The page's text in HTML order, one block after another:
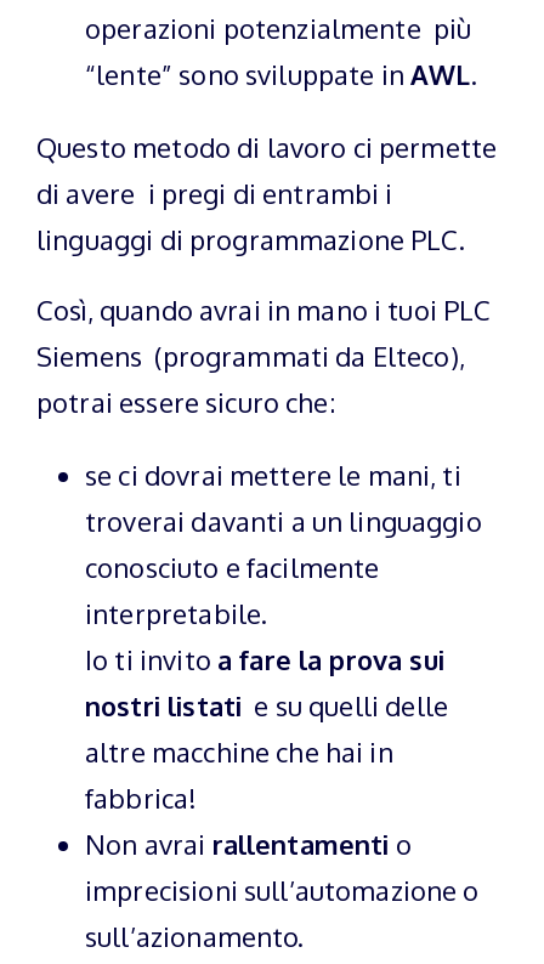
operazioni potenzialmente più
“lente” sono sviluppate inAWL.
Questo metodo di lavoro ci permette
di avere i pregi di entrambi i
linguaggi di programmazione PLC.
Così, quando avrai in mano i tuoi PLC
Siemens (programmati da Elteco),
potrai essere sicuro che:
se ci dovrai mettere le mani, ti
troverai davanti a un linguaggio
conosciuto e facilmente
interpretabile.
Io ti invito a fare la prova sui
nostri listati e su quelli delle
altre macchine che hai in
fabbrica!
Non avrai rallentamenti o
imprecisioni sull’automazione o
sull’azionamento.